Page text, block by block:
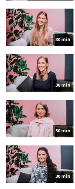
30 min
30 min
30 min
30 min